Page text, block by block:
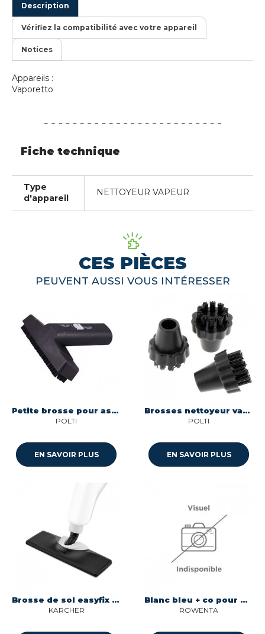
Description
Vérifiez la compatibilité avec votre appareil
Notices
Appareils :
Vaporetto
Fiche technique
Type
d'appareil
NETTOYEUR VAPEUR
CES PIÈCES
PEUVENT AUSSI VOUS INTÉRESSER
Petite brosse pour aspirateur Polti POSLDB0167
POLTI
EN SAVOIR PLUS
Brosses nettoyeur vapeur livrees par 3 pieces - polti 8014025798493
POLTI
EN SAVOIR PLUS
Brosse de sol easyfix upright premium nettoyeur vapeur Karcher 4.130-034.0
KARCHER
Blanc bleu + co pour nettoyeur vapeur Rowenta RS-2230001571
ROWENTA